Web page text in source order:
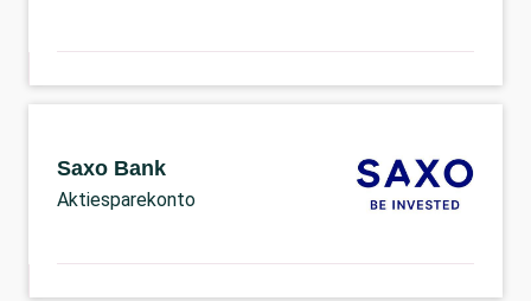
Saxo Bank
Aktiesparekonto